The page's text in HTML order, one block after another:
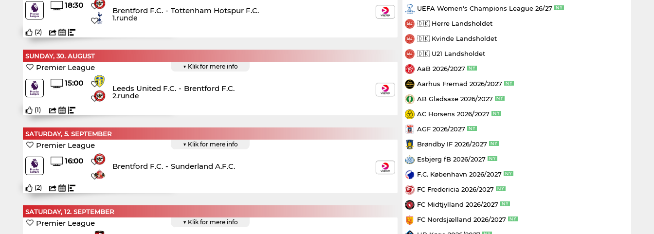
18:30
Brentford F.C. - Tottenham Hotspur F.C.
1.runde
(2)
SUNDAY, 30. AUGUST
▼ Klik for mere info
Premier League
15:00
Leeds United F.C. - Brentford F.C.
2.runde
(1)
SATURDAY, 5. SEPTEMBER
▼ Klik for mere info
Premier League
16:00
Brentford F.C. - Sunderland A.F.C.
(2)
SATURDAY, 12. SEPTEMBER
▼ Klik for mere info
Premier League
UEFA Women's Champions League 26/27
🇩🇰 Herre Landsholdet
🇩🇰 Kvinde Landsholdet
🇩🇰 U21 Landsholdet
AaB 2026/2027
Aarhus Fremad 2026/2027
AB Gladsaxe 2026/2027
AC Horsens 2026/2027
AGF 2026/2027
Brøndby IF 2026/2027
Esbjerg fB 2026/2027
F.C. København 2026/2027
FC Fredericia 2026/2027
FC Midtjylland 2026/2027
FC Nordsjælland 2026/2027